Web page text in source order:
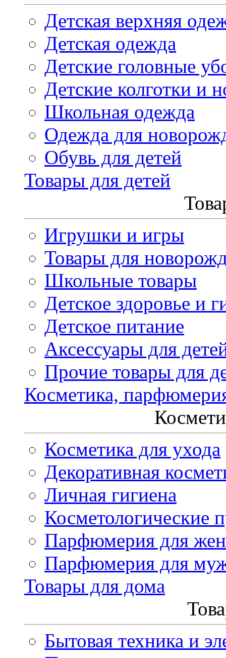
Детская верхняя
Детская одежда
Детские головные
Детские колготки и
Школьная одежда
Одежда для
Обувь для детей
Товары для детей
Игрушки и игры
Товары для
Школьные товары
Детское здоровье и
Детское питание
Аксессуары для
Прочие товары для
Косметика,
Косметика для ухода
Декоративная
Личная гигиена
Косметологические
Парфюмерия для
Парфюмерия для
Товары для дома
Бытовая техника и